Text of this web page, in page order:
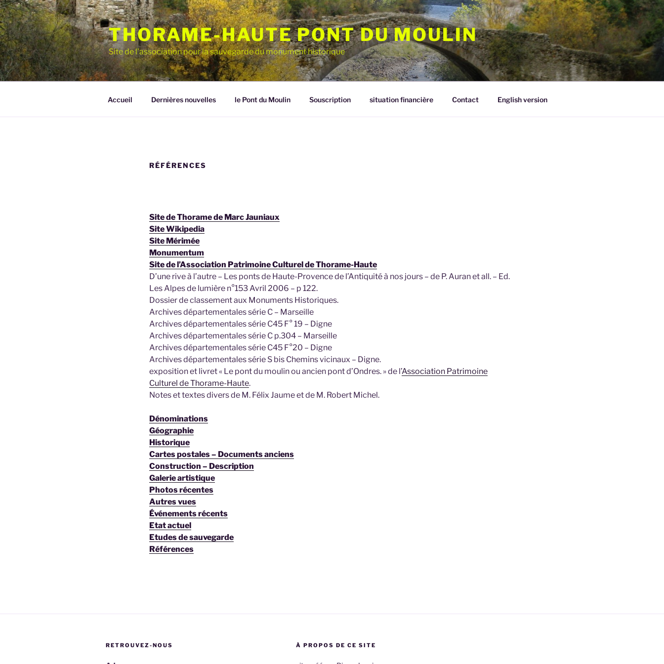
Aller
au
contenu
principal
THORAME-HAUTE PONT DU MOULIN
Site de l'association pour la sauvegarde du monument historique
Accueil Dernières nouvelles le Pont du Moulin Souscription situation financière Contact English version
RÉFÉRENCES
Site de Thorame de Marc Jauniaux
Site Wikipedia
Site Mérimée
Monumentum
Site de l’Association Patrimoine Culturel de Thorame-Haute
D’une rive à l’autre – Les ponts de Haute-Provence de l’Antiquité à nos jours – de P. Auran et all. – Ed.
Les Alpes de lumière n°153 Avril 2006 – p 122.
Dossier de classement aux Monuments Historiques.
Archives départementales série C – Marseille
Archives départementales série C45 F° 19 – Digne
Archives départementales série C p.304 – Marseille
Archives départementales série C45 F°20 – Digne
Archives départementales série S bis Chemins vicinaux – Digne.
exposition et livret « Le pont du moulin ou ancien pont d’Ondres. » de l’Association Patrimoine
Culturel de Thorame-Haute.
Notes et textes divers de M. Félix Jaume et de M. Robert Michel.
Dénominations
Géographie
Historique
Cartes postales – Documents anciens
Construction – Description
Galerie artistique
Photos récentes
Autres vues
Événements récents
Etat actuel
Etudes de sauvegarde
Références
RETROUVEZ-NOUS À PROPOS DE CE SITE